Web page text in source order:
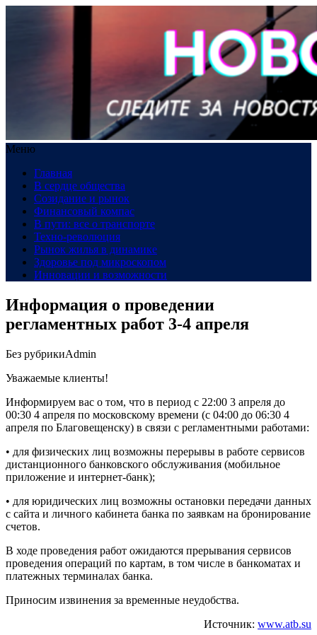
Меню
Главная
В сердце общества
Созидание и рынок
Финансовый компас
В пути: все о транспорте
Техно-революция
Рынок жилья в динамике
Здоровье под микроскопом
Инновации и возможности
Информация о проведении
регламентных работ 3-4 апреля
Без рубрикиAdmin
Уважаемые клиенты!
Информируем вас о том, что в период с 22:00 3 апреля до
00:30 4 апреля по московскому времени (с 04:00 до 06:30 4
апреля по Благовещенску) в связи с регламентными работами:
• для физических лиц возможны перерывы в работе сервисов
дистанционного банковского обслуживания (мобильное
приложение и интернет-банк);
• для юридических лиц возможны остановки передачи данных
с сайта и личного кабинета банка по заявкам на бронирование
счетов.
В ходе проведения работ ожидаются прерывания сервисов
проведения операций по картам, в том числе в банкоматах и
платежных терминалах банка.
Приносим извинения за временные неудобства.
Источник: www.atb.su